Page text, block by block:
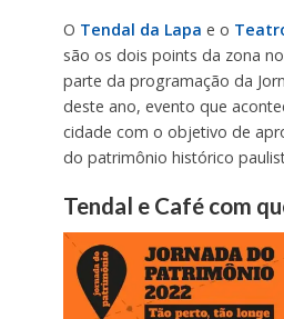
O Tendal da Lapa e o
são os dois points da zona
parte da programação da
deste ano, evento que
cidade com o objetivo de
do patrimônio histórico
Tendal e Café com